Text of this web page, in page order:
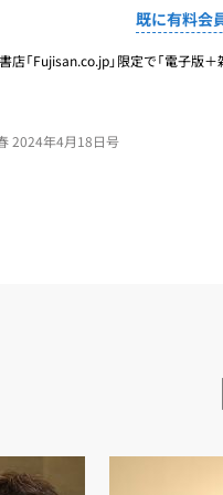
既に有料会
「Fujisan.co.jp」限定で「電子版
2024年4月18日号